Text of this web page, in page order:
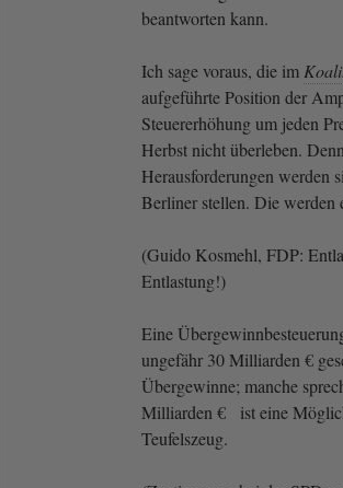
beantworten kann.
Ich sage voraus, die im
aufgeführte Position der
Steuererhöhung um jeden
Herbst nicht überleben.
Herausforderungen werden
Berliner stellen. Die werden
(Guido Kosmehl, FDP:
Entlastung!)
Eine
ungefähr 30 Milliarden €
Übergewinne; manche
Milliarden € ist eine
Teufelszeug.